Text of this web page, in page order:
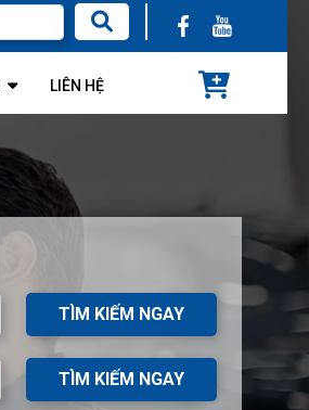
LIÊN HỆ
TÌM KIẾM NGAY
TÌM KIẾM NGAY